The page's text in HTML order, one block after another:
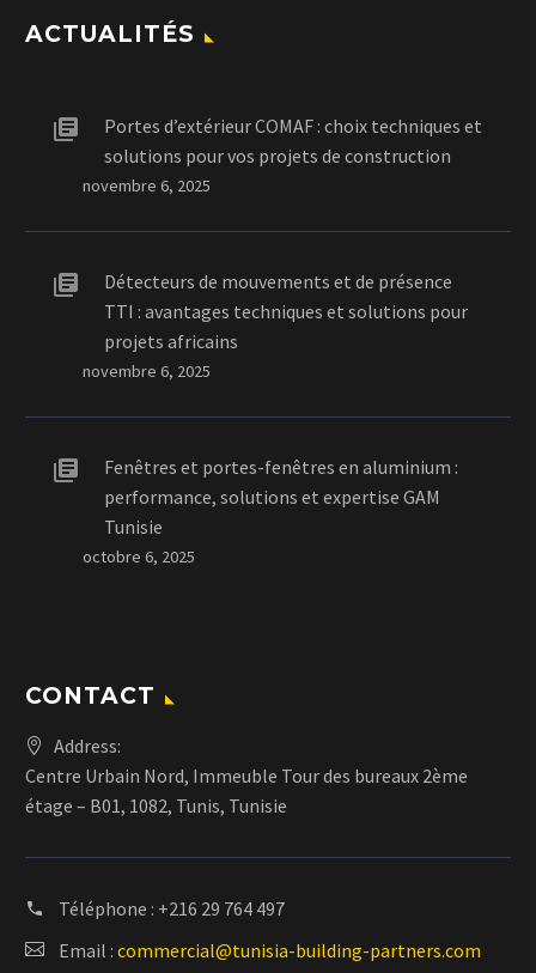
ACTUALITÉS
Portes d’extérieur COMAF : choix techniques et
solutions pour vos projets de construction
novembre 6, 2025
Détecteurs de mouvements et de présence
TTI : avantages techniques et solutions pour
projets africains
novembre 6, 2025
Fenêtres et portes-fenêtres en aluminium :
performance, solutions et expertise GAM
Tunisie
octobre 6, 2025
CONTACT
Address:
Centre Urbain Nord, Immeuble Tour des bureaux 2ème
étage – B01, 1082, Tunis, Tunisie
Téléphone : +216 29 764 497
Email : commercial@tunisia-building-partners.com